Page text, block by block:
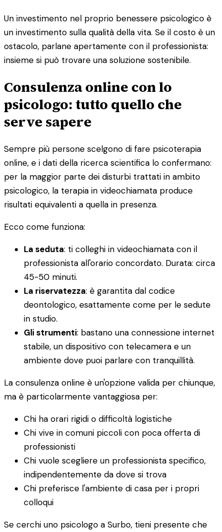
Un investimento nel proprio benessere psicologico è
un investimento sulla qualità della vita. Se il costo è un
ostacolo, parlane apertamente con il professionista:
insieme si può trovare una soluzione sostenibile.
Consulenza online con lo
psicologo: tutto quello che
serve sapere
Sempre più persone scelgono di fare psicoterapia
online, e i dati della ricerca scientifica lo confermano:
per la maggior parte dei disturbi trattati in ambito
psicologico, la terapia in videochiamata produce
risultati equivalenti a quella in presenza.
Ecco come funziona:
La seduta: ti colleghi in videochiamata con il
professionista all'orario concordato. Durata: circa
45-50 minuti.
La riservatezza: è garantita dal codice
deontologico, esattamente come per le sedute
in studio.
Gli strumenti: bastano una connessione internet
stabile, un dispositivo con telecamera e un
ambiente dove puoi parlare con tranquillità.
La consulenza online è un'opzione valida per chiunque,
ma è particolarmente vantaggiosa per:
Chi ha orari rigidi o difficoltà logistiche
Chi vive in comuni piccoli con poca offerta di
professionisti
Chi vuole scegliere un professionista specifico,
indipendentemente da dove si trova
Chi preferisce l'ambiente di casa per i propri
colloqui
Se cerchi uno psicologo a Surbo, tieni presente che